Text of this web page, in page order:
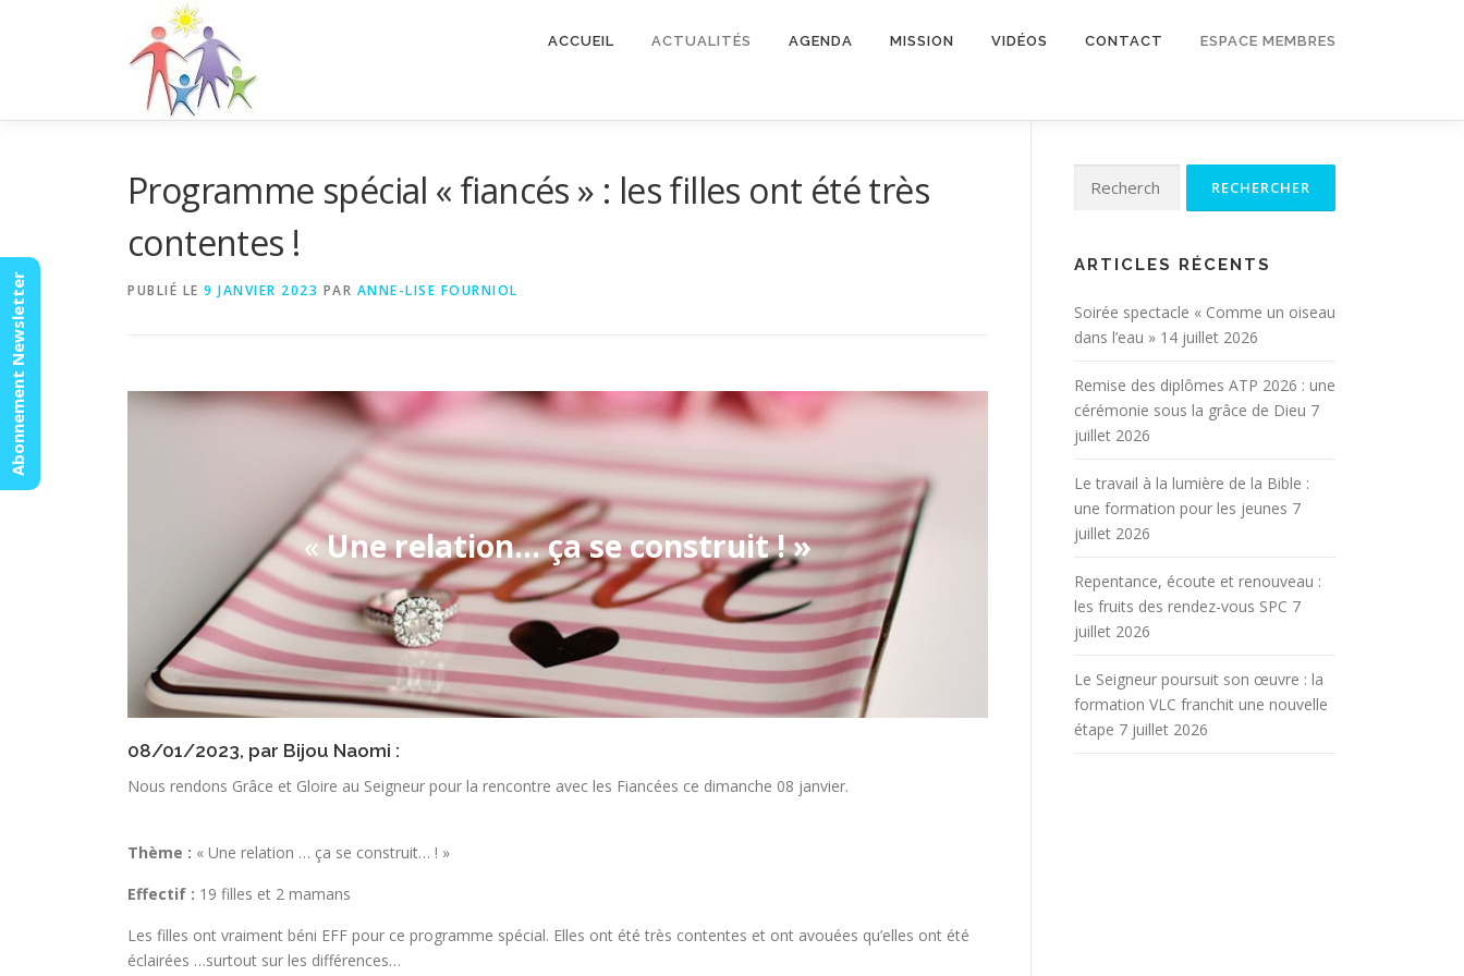
ACCUEIL ACTUALITÉS AGENDA MISSION VIDÉOS CONTACT ESPACE MEMBRES
Programme spécial « fiancés » : les filles ont été très
contentes !
PUBLIÉ LE 9 JANVIER 2023 PAR ANNE-LISE FOURNIOL
«Une relation… ça se construit ! »
08/01/2023, par Bijou Naomi :
Nous rendons Grâce et Gloire au Seigneur pour la rencontre avec les Fiancées ce dimanche 08 janvier.
Thème : « Une relation … ça se construit… ! »
Effectif : 19 filles et 2 mamans
Les filles ont vraiment béni EFF pour ce programme spécial. Elles ont été très contentes et ont avouées qu’elles ont été
éclairées …surtout sur les différences…
ARTICLES RÉCENTS
Soirée spectacle « Comme un oiseau
dans l’eau » 14 juillet 2026
Remise des diplômes ATP 2026 : une
cérémonie sous la grâce de Dieu 7
juillet 2026
Le travail à la lumière de la Bible :
une formation pour les jeunes 7
juillet 2026
Repentance, écoute et renouveau :
les fruits des rendez-vous SPC 7
juillet 2026
Le Seigneur poursuit son œuvre : la
formation VLC franchit une nouvelle
étape 7 juillet 2026
Abonnement Newsletter